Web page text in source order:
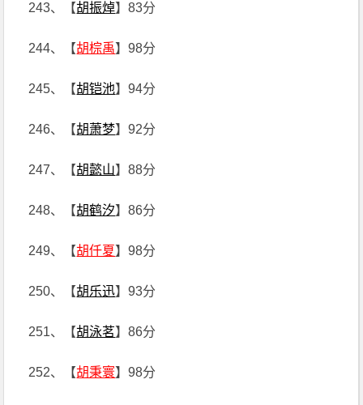
243、【胡振焯】83分
244、【胡棕禹】98分
245、【胡铠池】94分
246、【胡萧梦】92分
247、【胡懿山】88分
248、【胡鹤汐】86分
249、【胡仟夏】98分
250、【胡乐迅】93分
251、【胡泳茗】86分
252、【胡秉寰】98分